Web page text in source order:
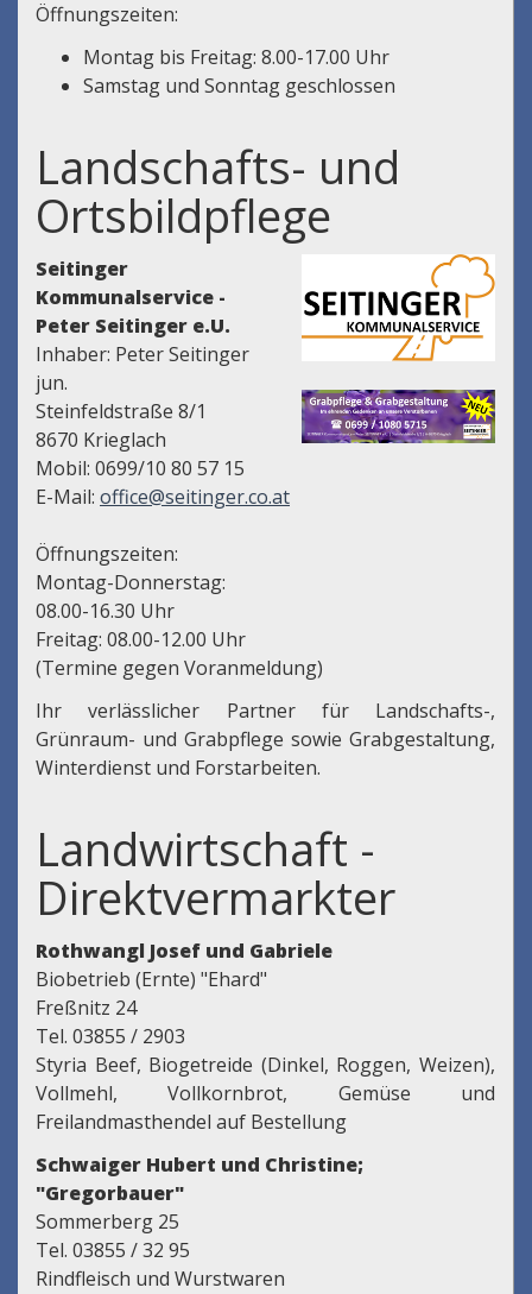
Öffnungszeiten:
Montag bis Freitag: 8.00-17.00 Uhr
Samstag und Sonntag geschlossen
Landschafts- und
Ortsbildpflege
Seitinger
Kommunalservice -
Peter Seitinger e.U.
Inhaber: Peter Seitinger
jun.
Steinfeldstraße 8/1
8670 Krieglach
Mobil: 0699/10 80 57 15
E-Mail: office@seitinger.co.at
Öffnungszeiten:
Montag-Donnerstag:
08.00-16.30 Uhr
Freitag: 08.00-12.00 Uhr
(Termine gegen Voranmeldung)
Ihr verlässlicher Partner für Landschafts-,
Grünraum- und Grabpflege sowie Grabgestaltung,
Winterdienst und Forstarbeiten.
Landwirtschaft -
Direktvermarkter
Rothwangl Josef und Gabriele
Biobetrieb (Ernte) "Ehard"
Freßnitz 24
Tel. 03855 / 2903
Styria Beef, Biogetreide (Dinkel, Roggen, Weizen),
Vollmehl, Vollkornbrot, Gemüse und
Freilandmasthendel auf Bestellung
Schwaiger Hubert und Christine;
"Gregorbauer"
Sommerberg 25
Tel. 03855 / 32 95
Rindfleisch und Wurstwaren